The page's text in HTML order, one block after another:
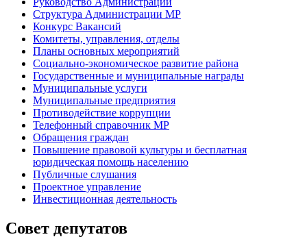
Структура Администрации МР
Конкурс Вакансий
Комитеты, управления, отделы
Планы основных мероприятий
Социально-экономическое развитие района
Государственные и муниципальные награды
Муниципальные услуги
Муниципальные предприятия
Противодействие коррупции
Телефонный справочник МР
Обращения граждан
Повышение правовой культуры и бесплатная
юридическая помощь населению
Публичные слушания
Проектное управление
Инвестиционная деятельность
Совет депутатов